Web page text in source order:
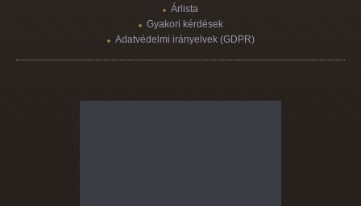
Árlista
Gyakori kérdések
Adatvédelmi irányelvek (GDPR)